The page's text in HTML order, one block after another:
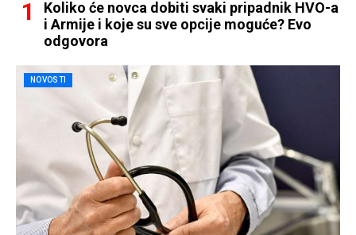
Koliko će novca dobiti svaki pripadnik HVO-a
i Armije i koje su sve opcije moguće? Evo
odgovora
NOVOSTI